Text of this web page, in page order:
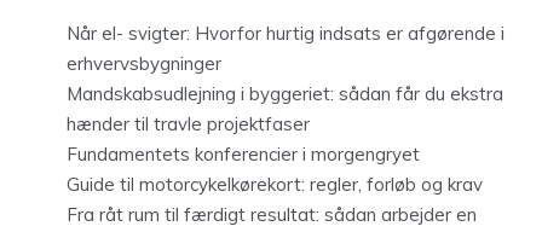
Når el- svigter: Hvorfor hurtig indsats er afgørende i
erhvervsbygninger
Mandskabsudlejning i byggeriet: sådan får du ekstra
hænder til travle projektfaser
Fundamentets konferencier i morgengryet
Guide til motorcykelkørekort: regler, forløb og krav
Fra råt rum til færdigt resultat: sådan arbejder en